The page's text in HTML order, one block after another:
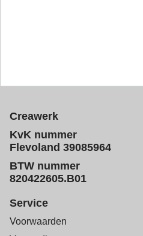
Creawerk
KvK nummer
Flevoland 39085964
BTW nummer
820422605.B01
Service
Voorwaarden